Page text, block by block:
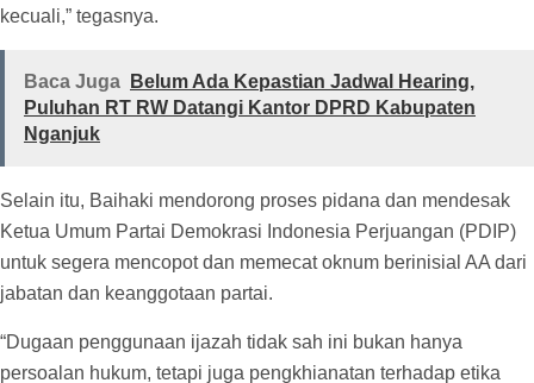
kecuali,” tegasnya.
Baca Juga
Belum Ada Kepastian Jadwal Hearing,
Puluhan RT RW Datangi Kantor DPRD Kabupaten
Nganjuk
Selain itu, Baihaki mendorong proses pidana dan mendesak
Ketua Umum Partai Demokrasi Indonesia Perjuangan (PDIP)
untuk segera mencopot dan memecat oknum berinisial AA dari
jabatan dan keanggotaan partai.
“Dugaan penggunaan ijazah tidak sah ini bukan hanya
persoalan hukum, tetapi juga pengkhianatan terhadap etika